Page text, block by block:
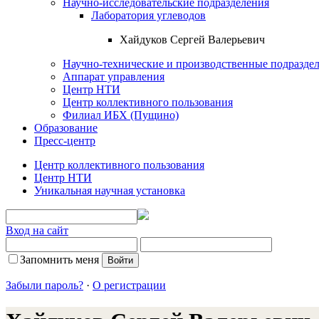
Лаборатория углеводов
Хайдуков Сергей Валерьевич
Научно-технические и производственные
Аппарат управления
Центр НТИ
Центр коллективного пользования
Филиал ИБХ (Пущино)
Образование
Пресс-центр
Центр коллективного пользования
Центр НТИ
Уникальная научная установка
Вход на сайт
Запомнить меня
Забыли пароль? · О регистрации